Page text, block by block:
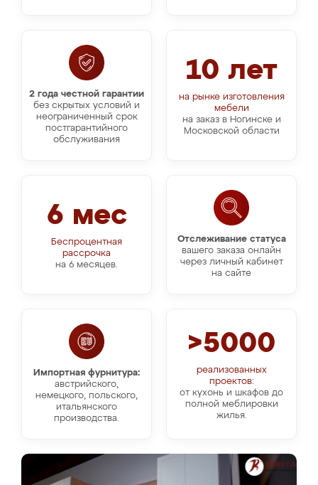
10 лет
на рынке изготовления
мебели
на заказ в Ногинске и
Московской области
2 года честной гарантии
без скрытых условий и
неограниченный срок
постгарантийного
обслуживания
Отслеживание статуса
вашего заказа онлайн
через личный кабинет
на сайте
6 мес
Беспроцентная
рассрочка
на 6 месяцев.
Импортная фурнитура:
австрийского,
немецкого, польского,
итальянского
производства.
>5000
реализованных
проектов:
от кухонь и шкафов до
полной меблировки
жилья.